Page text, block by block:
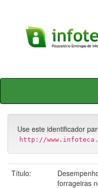
Skip
Use este identificador
http://
Título:
forrageiras